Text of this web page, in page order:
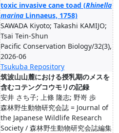
toxic invasive cane toad (Rhinella
marina Linnaeus, 1758)
SAWADA Kiyoto; Takashi KAMIJO;
Tsai Tein-Shun
Pacific Conservation Biology/32(3),
2026-06
Tsukuba Repository
筑波山山麓における授乳期のメスを
含むコテングコウモリの記録
安井 さち子; 上條 隆志; 野嵜 歩
森林野生動物研究会誌 = Journal of
the Japanese Wildlife Research
Society / 森林野生動物研究会誌編集